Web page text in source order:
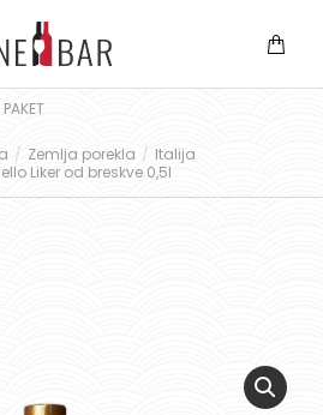
Zemlja porekla
Italija
Liker od breskve 0,5l